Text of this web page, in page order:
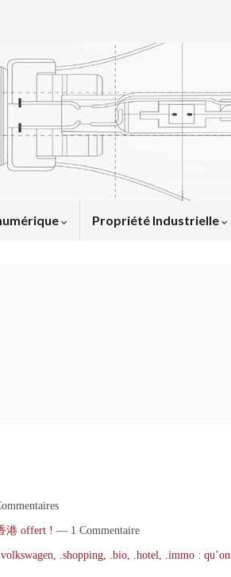
Propriété Industrielle
港 offert ! — 1 Commentaire
.shopping, .bio, .hotel, .immo :